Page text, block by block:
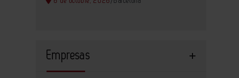
Empresas